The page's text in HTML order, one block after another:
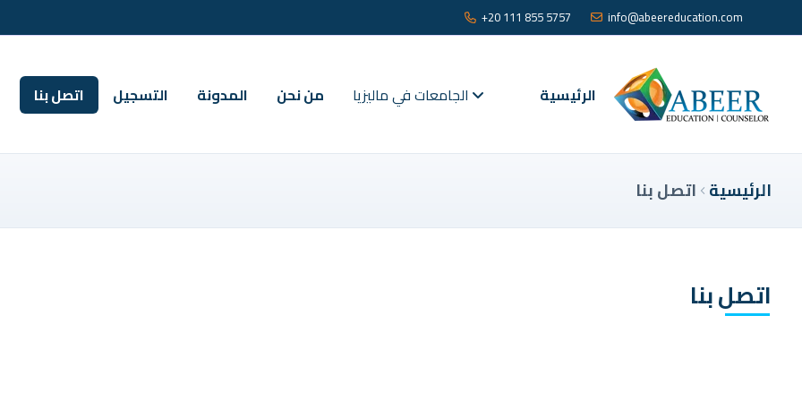
info@abeereducation.com
+20 111 855 5757
الرئيسية الجامعات في ماليزيا من نحن المدونة التسجيل اتصل بنا
الرئيسية اتصل بنا
اتصل بنا